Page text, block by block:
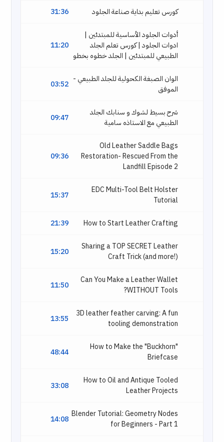
31:36 كورس تعليم بداية صناعة الجلود
11:20
أدوات الجلود الأساسية للمبتدئين |
ادوات الجلود | كورس تعلم الجلد
الطبيعي للمبتدئين | الجلد خطوه بخطو
03:52 الوان الصبغة الكحولية للجلد الطبيعي -
الموفق
09:47
شرح بسيط لشوك و سنابك الجلد
الطبيعي مع الاستاذه سامية
09:36
Old Leather Saddle Bags
Restoration- Rescued From the
Landfill Episode 2
15:37
EDC Multi-Tool Belt Holster
Tutorial
21:39 How to Start Leather Crafting
15:20
Sharing a TOP SECRET Leather
Craft Trick (and more!)
11:50
Can You Make a Leather Wallet
WITHOUT Tools?
13:55
3D leather feather carving: A fun
tooling demonstration
48:44
How to Make the "Buckhorn"
Briefcase
33:08
How to Oil and Antique Tooled
Leather Projects
14:08 Blender Tutorial: Geometry Nodes
for Beginners - Part 1